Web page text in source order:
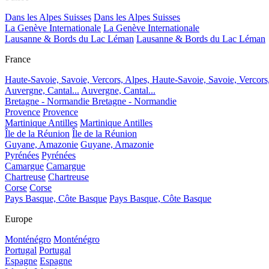
Dans les Alpes Suisses Dans les Alpes Suisses
La Genève Internationale La Genève Internationale
Lausanne & Bords du Lac Léman Lausanne & Bords du Lac Léman
France
Haute-Savoie, Savoie, Vercors, Alpes, Haute-Savoie, Savoie,
Auvergne, Cantal... Auvergne, Cantal...
Bretagne - Normandie Bretagne - Normandie
Provence Provence
Martinique Antilles Martinique Antilles
Île de la Réunion Île de la Réunion
Guyane, Amazonie Guyane, Amazonie
Pyrénées Pyrénées
Camargue Camargue
Chartreuse Chartreuse
Corse Corse
Pays Basque, Côte Basque Pays Basque, Côte Basque
Europe
Monténégro Monténégro
Portugal Portugal
Espagne Espagne